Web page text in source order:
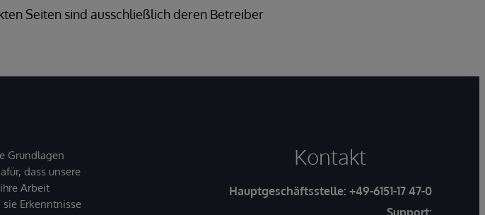
Seiten sind ausschließlich deren Betreiber
Grundlagen
dass unsere
Arbeit
Erkenntnisse
Kontakt
Hauptgeschäftsstelle: +49-6151-17 47-0
Support: